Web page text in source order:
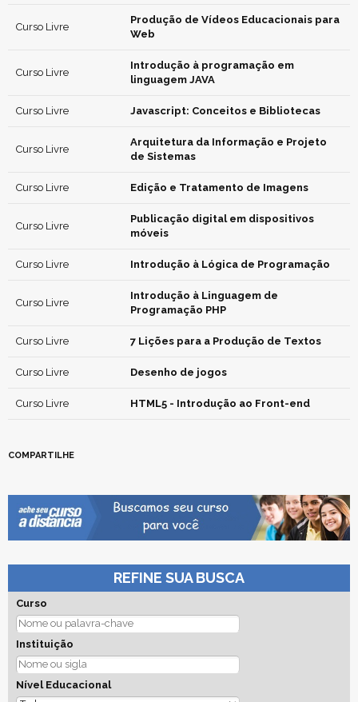
Curso Livre
Produção de Vídeos Educacionais para
Web
Curso Livre
Introdução à programação em
linguagem JAVA
Curso Livre Javascript: Conceitos e Bibliotecas
Curso Livre
Arquitetura da Informação e Projeto
de Sistemas
Curso Livre Edição e Tratamento de Imagens
Curso Livre
Publicação digital em dispositivos
móveis
Curso Livre Introdução à Lógica de Programação
Curso Livre
Introdução à Linguagem de
Programação PHP
Curso Livre 7 Lições para a Produção de Textos
Curso Livre Desenho de jogos
Curso Livre HTML5 - Introdução ao Front-end
COMPARTILHE
REFINE SUA BUSCA
Curso
Instituição
Nível Educacional